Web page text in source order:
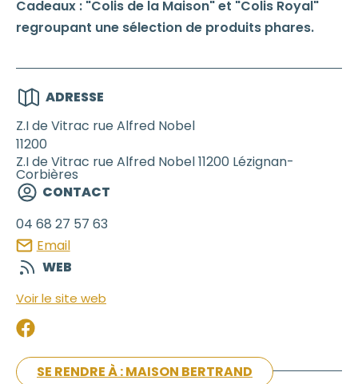
Cadeaux : "Colis de la Maison" et "Colis Royal"
regroupant une sélection de produits phares.
ADRESSE
Z.I de Vitrac rue Alfred Nobel
11200
Z.I de Vitrac rue Alfred Nobel 11200 Lézignan-
Corbières
CONTACT
04 68 27 57 63
Email
WEB
Voir le site web
SE RENDRE À : MAISON BERTRAND